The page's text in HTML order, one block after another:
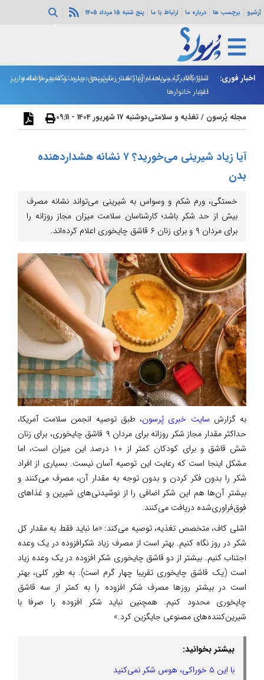
آرشیو برچسب ها درباره ما ارتباط با ما پنج شنبه 15 مرداد 1405
اخبار فوری:
اسلام‌آباد: رایزنی‌ها برای کاهش تنش‌ها درباره تنگه هرمز ادامه
دارد
شارژ کالابرگ مردادماه آغاز شد؛ زمان‌بندی جدید و تغییر فاصله واریز
اعتبار خانوارها
مجله پُرسون /تغذیه و سلامتیدوشنبه 17 شهریور 1404 - 09:11
آیا زیاد شیرینی می‌خورید؟ ۷ نشانه هشداردهنده
بدن
خستگی، ورم شکم و وسواس به شیرینی می‌تواند نشانه مصرف
بیش از حد شکر باشد؛ کارشناسان سلامت میزان مجاز روزانه را
برای مردان ۹ و برای زنان ۶ قاشق چایخوری اعلام کرده‌اند.
به گزارش سایت خبری پُرسون، طبق توصیه انجمن سلامت آمریکا،
حداکثر مقدار مجاز شکر روزانه برای مردان ۹ قاشق چایخوری، برای زنان
شش قاشق و برای کودکان کمتر از ۱۰ درصد این میزان است، اما
مشکل اینجا است که رعایت این توصیه آسان نیست. بسیاری از افراد
شکر را بدون فکر کردن و بدون توجه به مقدار آن، مصرف می‌کنند و
بیشتر آن‌ها هم این شکر اضافی را از نوشیدنی‌های شیرین و غذاهای
فوق‌فراوری‌شده دریافت می‌کنند.
اشلی کاف، متخصص تغذیه، توصیه می‌کند: «ما نباید فقط به مقدار کل
شکر در روز نگاه کنیم. بهتر است از مصرف زیاد شکرافزوده در یک وعده
اجتناب کنیم. بیشتر از دو قاشق چایخوری شکر افزوده در یک وعده زیاد
است‌ (یک قاشق چایخوری تقریبا چهار گرم است). به‌ طور کلی، بهتر
است در بیشتر روزها مصرف شکر افزوده را به کمتر از سه قاشق
چایخوری محدود کنیم. همچنین نباید شکر افزوده را صرفا با
شیرین‌کننده‌های مصنوعی جایگزین کرد.»
بیشتر بخوانید:
با این ۵ خوراکی، هوس شکر نمی‌کنید